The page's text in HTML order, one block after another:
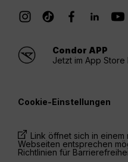
Condor APP
Jetzt im App Store
Cookie-Einstellungen
Link öffnet sich in einem
Webseiten entsprechen
Richtlinien für